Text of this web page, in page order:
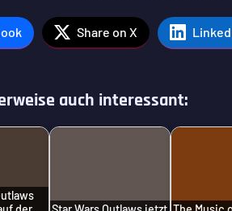
Share on X
auch interessant: